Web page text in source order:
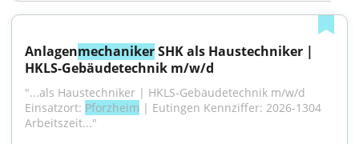
Anlagenmechaniker SHK als Haustechniker |
HKLS-Gebäudetechnik m/w/d
"...als Haustechniker | HKLS-Gebäudetechnik m/w/d
Einsatzort: Pforzheim | Eutingen Kennziffer: 2026-1304
Arbeitszeit..."